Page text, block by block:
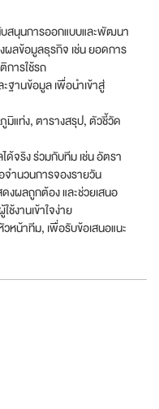
สนุนการออกแบบและพัฒนา
ลข้อมูลธุรกิจ เช่น ยอดการ
การใช้รถ
ฐานข้อมูล เพื่อนำเข้าสู่
มิแท่ง, ตารางสรุป, ตัวชี้วัด
ด้จริง ร่วมกับทีม เช่น อัตรา
จำนวนการจองรายวัน
งผลถูกต้อง และช่วยเสนอ
งานเข้าใจง่าย
หน้าทีม, เพื่อรับข้อเสนอแนะ